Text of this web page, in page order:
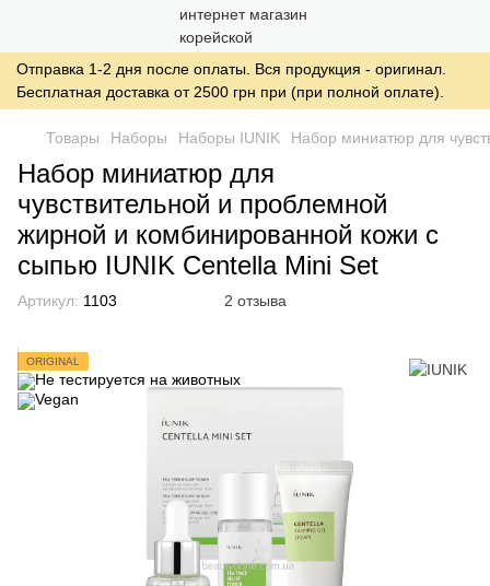
Отправка 1-2 дня после оплаты. Вся продукция - оригинал.
Бесплатная доставка от 2500 грн при (при полной оплате).
Товары Наборы Наборы IUNIK Набор миниатюр для
Набор миниатюр для
чувствительной и проблемной
жирной и комбинированной кожи с
сыпью IUNIK Centella Mini Set
Артикул: 1103 2 отзыва
ORIGINAL